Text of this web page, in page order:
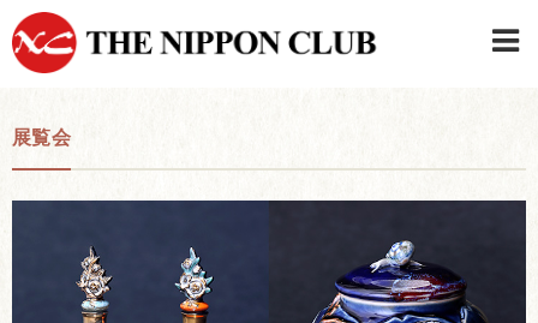
展覧会
日本クラブメンバーログイン
連絡先・駐車場